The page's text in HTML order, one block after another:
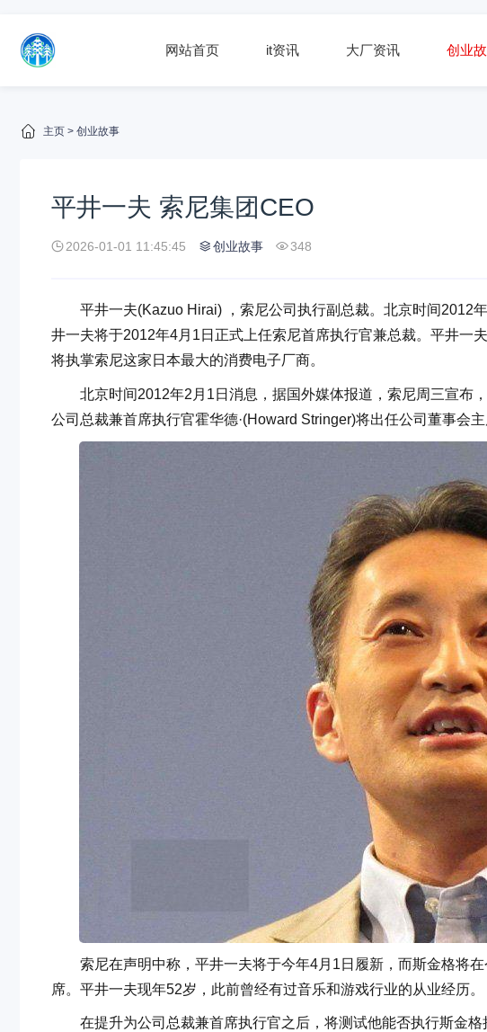
网站首页 it资讯 大厂资讯 创业
主页 > 创业故事
平井一夫 索尼集团CEO
2026-01-01 11:45:45 创业故事 348
平井一夫(Kazuo Hirai) ，索尼公司执行副总裁。北京时间2012
井一夫将于2012年4月1日正式上任索尼首席执行官兼总裁。平井一
将执掌索尼这家日本最大的消费电子厂商。
北京时间2012年2月1日消息，据国外媒体报道，索尼周三宣布
公司总裁兼首席执行官霍华德·(Howard Stringer)将出任公司董事会主
索尼在声明中称，平井一夫将于今年4月1日履新，而斯金格将在
席。平井一夫现年52岁，此前曾经有过音乐和游戏行业的从业经历。
在提升为公司总裁兼首席执行官之后，将测试他能否执行斯金格